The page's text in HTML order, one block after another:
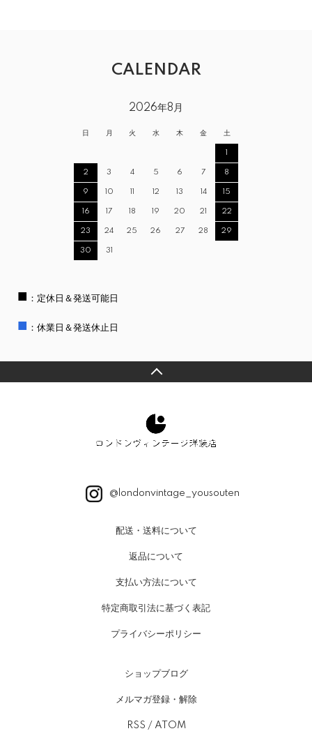
CALENDAR
2026年8月
日 月 火 水 木 金 土
1
2 3 4 5 6 7 8
9 10 11 12 13 14 15
16 17 18 19 20 21 22
23 24 25 26 27 28 29
30 31
■ ：定休日＆発送可能日
■ ：休業日＆発送休止日
@londonvintage_yousouten
配送・送料について
返品について
支払い方法について
特定商取引法に基づく表記
プライバシーポリシー
ショップブログ
メルマガ登録・解除
RSS / ATOM